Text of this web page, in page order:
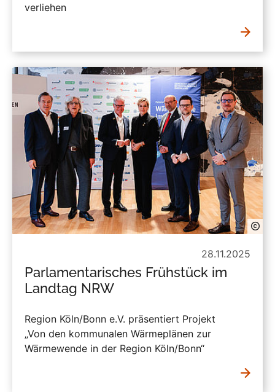
verliehen
28.11.2025
Parlamentarisches Frühstück im
Landtag NRW
Region Köln/Bonn e.V. präsentiert Projekt
„Von den kommunalen Wärmeplänen zur
Wärmewende in der Region Köln/Bonn“